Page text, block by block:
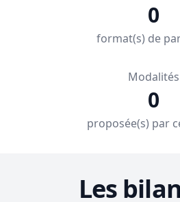
0
format(s) de
Modalités
0
proposée(s) par
Les